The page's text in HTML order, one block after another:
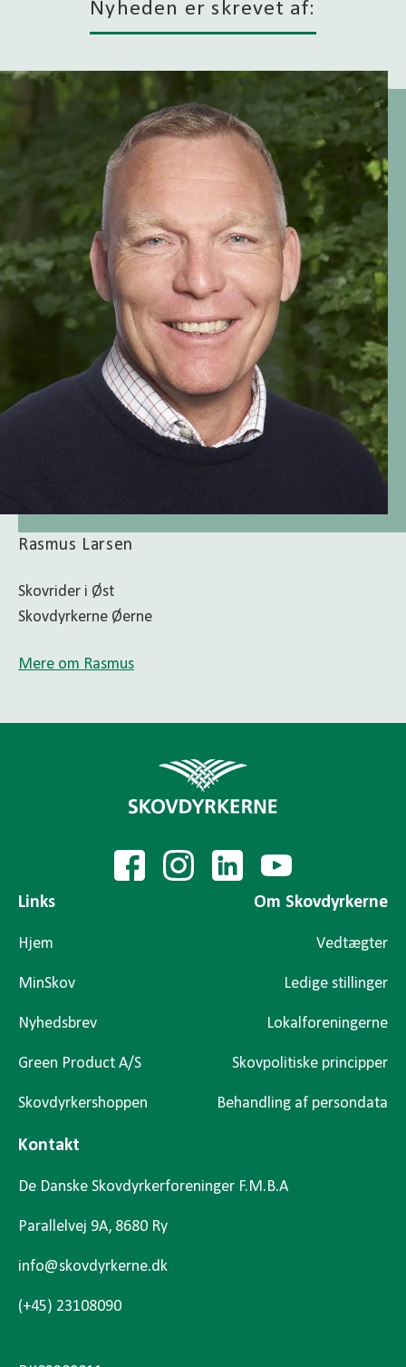
Nyheden er skrevet af:
Rasmus Larsen
Skovrider i Øst
Skovdyrkerne Øerne
Mere om Rasmus
Links
Hjem
MinSkov
Nyhedsbrev
Green Product A/S
Skovdyrkershoppen
Om Skovdyrkerne
Vedtægter
Ledige stillinger
Lokalforeningerne
Skovpolitiske principper
Behandling af persondata
Kontakt
De Danske Skovdyrkerforeninger F.M.B.A
Parallelvej 9A, 8680 Ry
info@skovdyrkerne.dk
(+45) 23108090